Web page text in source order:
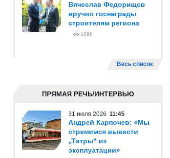
Вячеслав Федорищев
вручил госнаграды
строителям региона
1096
Весь список
ПРЯМАЯ РЕЧЬ/ИНТЕРВЬЮ
31 июля 2026 11:45
Андрей Карпочев: «Мы
стремимся вывести
„Татры“ из
эксплуатации»